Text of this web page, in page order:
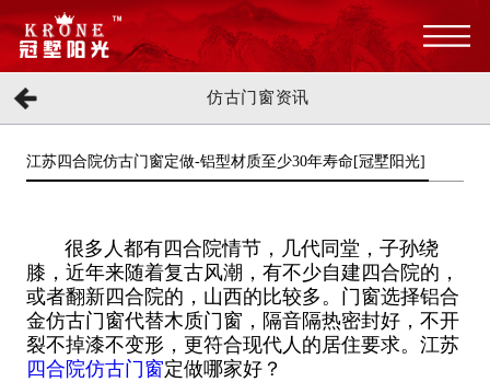
仿古门窗资讯
江苏四合院仿古门窗定做-铝型材质至少30年寿命[冠墅阳光]
很多人都有四合院情节，几代同堂，子孙绕
膝，近年来随着复古风潮，有不少自建四合院的，
或者翻新四合院的，山西的比较多。门窗选择铝合
金仿古门窗代替木质门窗，隔音隔热密封好，不开
裂不掉漆不变形，更符合现代人的居住要求。江苏
四合院仿古门窗定做哪家好？